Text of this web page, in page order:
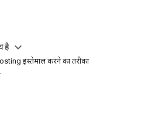
है
इस्तेमाल करने का तरीका